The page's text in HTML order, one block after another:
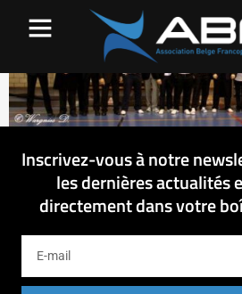
Inscrivez-vous à notre
les dernières actualités
directement dans votre